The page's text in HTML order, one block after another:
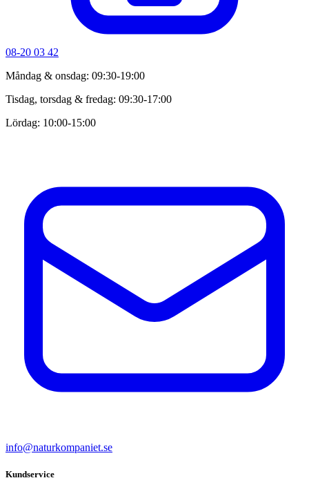
08-20 03 42
Måndag & onsdag: 09:30-19:00
Tisdag, torsdag & fredag: 09:30-17:00
Lördag: 10:00-15:00
info@naturkompaniet.se
Kundservice